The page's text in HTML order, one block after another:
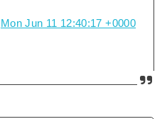
Mon Jun 11 12:40:17 +0000